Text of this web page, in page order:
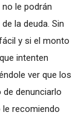
le podrán
la deuda. Sin
y si el monto
intenten
ver que los
denunciarlo
le recomiendo